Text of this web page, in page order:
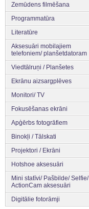
Zemūdens filmēšana
Programmatūra
Literatūre
Aksesuāri mobilajiem
telefoniem/ planšetdatoram
Viedtālruņi / Planšetes
Ekrānu aizsargplēves
Monitori/ TV
Fokusēšanas ekrāni
Apģērbs fotogrāfiem
Binokļi / Tālskati
Projektori / Ekrāni
Hotshoe aksesuāri
Mini statīvi/ Pašbilde/ Selfie/
ActionCam aksesuāri
Digitālie fotorāmji